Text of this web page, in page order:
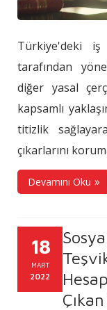
Türkiye'deki iş
tarafından
diğer yasal
kapsamlı
titizlik
çıkarlarını
Devamını Oku
18
MART
2022